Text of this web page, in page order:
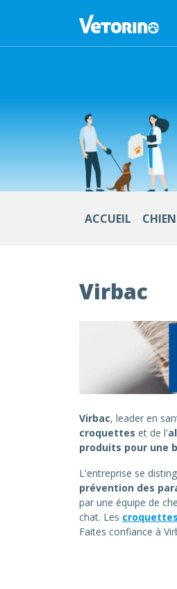
ACCUEIL CHIEN
Virbac
Virbac, leader en
croquettes et de l'
produits pour une
L'entreprise se
prévention des
par une équipe de
chat. Les
Faites confiance à